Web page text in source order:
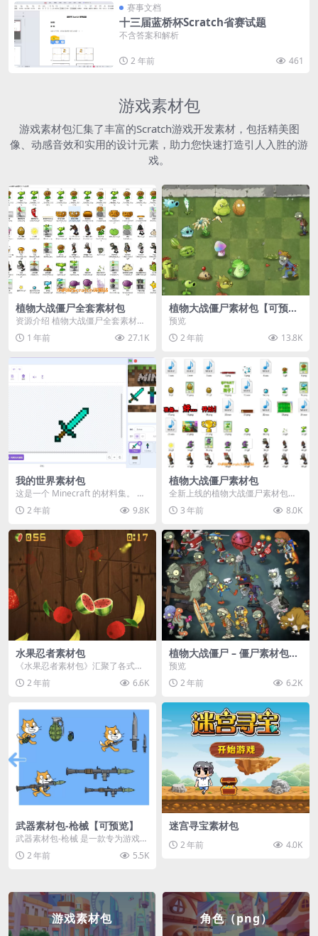
赛事文档
十三届蓝桥杯Scratch省赛试题
不含答案和解析
2 年前 461
游戏素材包
游戏素材包汇集了丰富的Scratch游戏开发素材，包括精美图
像、动感音效和实用的设计元素，助力您快速打造引人入胜的游
戏。
植物大战僵尸全套素材包
资源介绍 植物大战僵尸全套素材
包，包含227个丰富多样的素材，
涵盖角色、背景、动...
1 年前 27.1K
植物大战僵尸素材包【可预
览】
预览
2 年前
13.8K
我的世界素材包
这是一个 Minecraft 的材料集。 操
作方法如下： 工具 → 右箭头 怪物...
2 年前 9.8K
植物大战僵尸素材包
全新上线的植物大战僵尸素材包，
内含48个精选资源，涵盖角色、场
景、音效等多样内容...
3 年前 8.0K
水果忍者素材包
《水果忍者素材包》汇聚了各式鲜
美诱人的水果图像与清脆悦耳的切
割音效，专为追求极致...
2 年前 6.6K
植物大战僵尸 – 僵尸素材包
【可预览】
预览
2 年前
6.2K
武器素材包-枪械【可预览】
武器素材包-枪械 是一款专为游戏开
发者和创作者设计的素材包，包含
多种高质量的枪械...
2 年前 5.5K
迷宫寻宝素材包
2 年前 4.0K
游戏素材包 角色（png）